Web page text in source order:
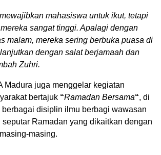
mahasiswa untuk ikut, tetapi
sangat tinggi. Apalagi dengan
malam, mereka sering berbuka puasa di
dengan salat berjamaah dan
Zuhri.
Madura juga menggelar kegiatan
bertajuk “Ramadan Bersama“, di
berbagai disiplin ilmu berbagi wawasan
Ramadan yang dikaitkan dengan
masing.